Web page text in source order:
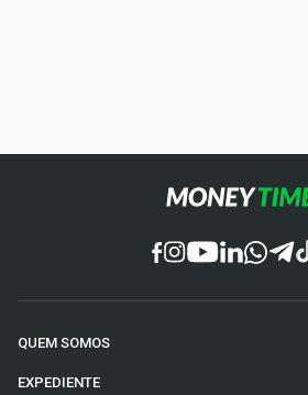
QUEM SOMOS
EXPEDIENTE